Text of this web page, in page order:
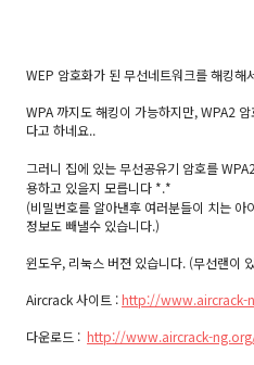
WEP 암호화가 된 무선네트워크를 해킹해
WPA 까지도 해킹이 가능하지만, WPA2
다고 하네요..
그러니 집에 있는 무선공유기 암호를
용하고 있을지 모릅니다 *.*
(비밀번호를 알아낸후 여러분들이 치는 아
정보도 빼낼수 있습니다.)
윈도우, 리눅스 버젼 있습니다. (무선랜이
Aircrack 사이트 :http://www.aircrack-
다운로드 : http://www.aircrack-